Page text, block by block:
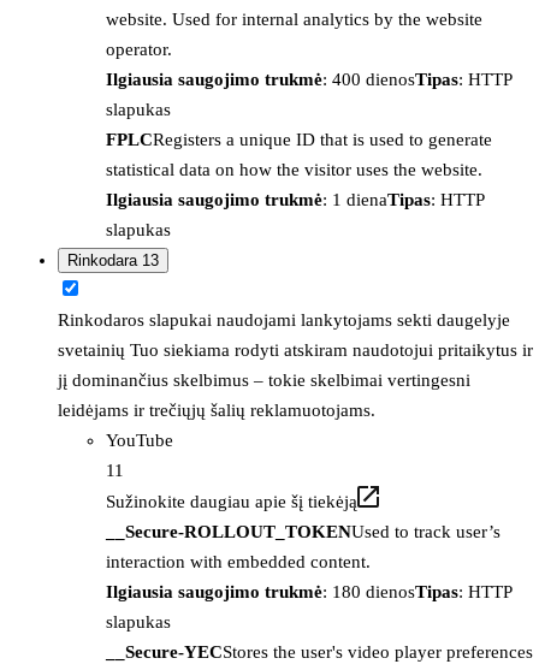
website. Used for internal analytics by the website
operator.
Ilgiausia saugojimo trukmė: 400 dienosTipas: HTTP
slapukas
FPLCRegisters a unique ID that is used to generate
statistical data on how the visitor uses the website.
Ilgiausia saugojimo trukmė: 1 dienaTipas: HTTP
slapukas
Rinkodara 13
Rinkodaros slapukai naudojami lankytojams sekti daugelyje
svetainių Tuo siekiama rodyti atskiram naudotojui pritaikytus ir
jį dominančius skelbimus – tokie skelbimai vertingesni
leidėjams ir trečiųjų šalių reklamuotojams.
YouTube
11
Sužinokite daugiau apie šį tiekėją
__Secure-ROLLOUT_TOKENUsed to track user’s
interaction with embedded content.
Ilgiausia saugojimo trukmė: 180 dienosTipas: HTTP
slapukas
__Secure-YECStores the user's video player preferences